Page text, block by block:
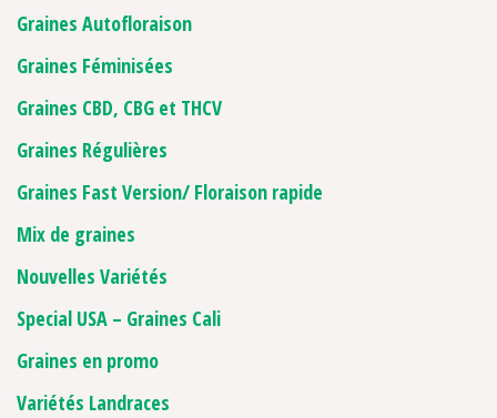
Graines Autofloraison
Graines Féminisées
Graines CBD, CBG et THCV
Graines Régulières
Graines Fast Version/ Floraison rapide
Mix de graines
Nouvelles Variétés
Special USA – Graines Cali
Graines en promo
Variétés Landraces